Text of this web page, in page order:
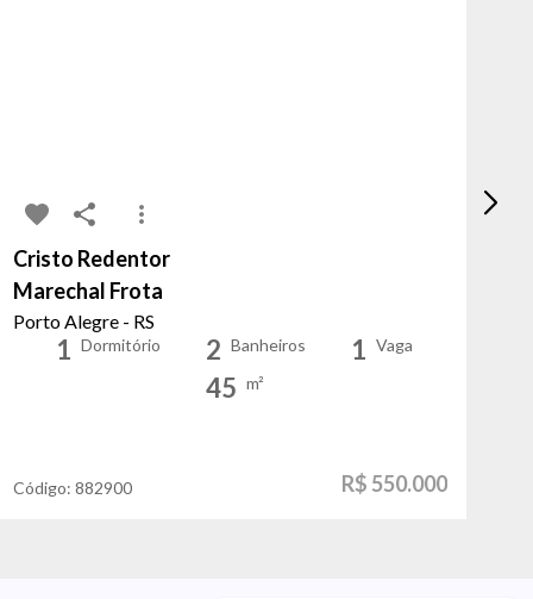
Cristo Redentor
Marechal Frota
Porto Alegre - RS
1 Dormitório 2 Banheiros 1 Vaga
45 m²
Código: 882900 R$ 550.000